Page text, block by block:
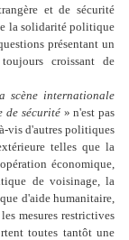
et de sécurité
la solidarité politique
présentant un
croissant de
scène internationale
de sécurité» n'est pas
vis d'autres politiques
telles que la
économique,
de voisinage, la
d'aide humanitaire,
mesures restrictives
toutes tantôt une